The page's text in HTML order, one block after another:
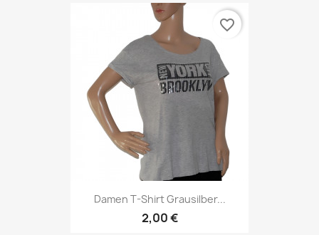
Damen T-Shirt Grausilber...
2,00 €
favorite_border